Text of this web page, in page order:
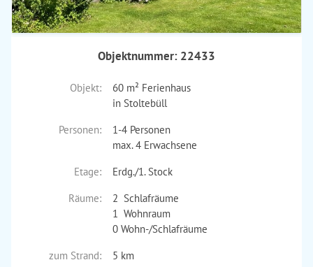
Objektnummer: 22433
Objekt:
60 m² Ferienhaus
in Stoltebüll
Personen:
1-4 Personen
max. 4 Erwachsene
Etage:
Erdg./1. Stock
Räume:
2 Schlafräume
1 Wohnraum
0 Wohn-/Schlafräume
zum Strand:
5 km